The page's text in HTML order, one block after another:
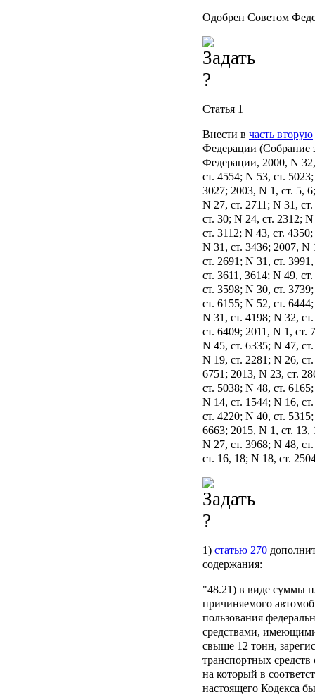
Одобрен Советом
Статья 1
Внести в часть вторую
Федерации (Собрание
Федерации, 2000, N
ст. 4554; N 53, ст.
3027; 2003, N 1, ст. 5,
N 27, ст. 2711; N 31,
ст. 30; N 24, ст. 2312;
ст. 3112; N 43, ст.
N 31, ст. 3436; 2007, N
ст. 2691; N 31, ст.
ст. 3611, 3614; N 49,
ст. 3598; N 30, ст.
ст. 6155; N 52, ст.
N 31, ст. 4198; N 32,
ст. 6409; 2011, N 1, ст.
N 45, ст. 6335; N 47,
N 19, ст. 2281; N 26,
6751; 2013, N 23, ст.
ст. 5038; N 48, ст.
N 14, ст. 1544; N 16,
ст. 4220; N 40, ст.
6663; 2015, N 1, ст. 13,
N 27, ст. 3968; N 48,
ст. 16, 18; N 18, ст.
1) статью 270
содержания:
"48.21) в виде суммы
причиняемого
пользования
средствами,
свыше 12 тонн,
транспортных
на который в
настоящего Кодекса